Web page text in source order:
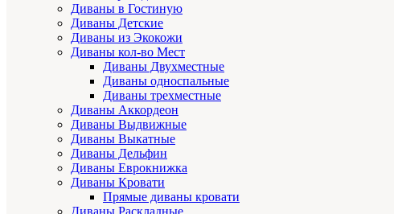
Диваны в Гостиную
Диваны Детские
Диваны из Экокожи
Диваны кол-во Мест
Диваны Двухместные
Диваны односпальные
Диваны трехместные
Диваны Аккордеон
Диваны Выдвижные
Диваны Выкатные
Диваны Дельфин
Диваны Еврокнижка
Диваны Кровати
Прямые диваны кровати
Диваны Раскладные